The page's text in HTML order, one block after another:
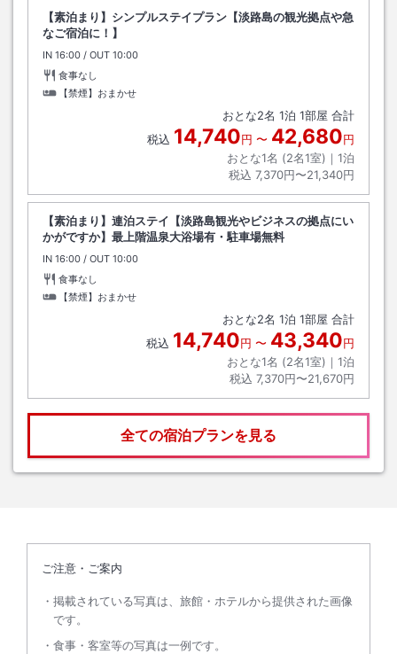
【素泊まり】シンプルステイプラン【淡路島の観光拠点や急
なご宿泊に！】
IN チェックイン
16:00 / OUT チェックアウト
10:00
食事なし
【禁煙】おまかせ
おとな2名 1泊 1部屋 合計
税込 14,740円 〜 42,680円
おとな1名 (2名1室)｜ 1泊
税込 7,370円〜21,340円
【素泊まり】連泊ステイ【淡路島観光やビジネスの拠点にい
かがですか】最上階温泉大浴場有・駐車場無料
IN チェックイン
16:00 / OUT チェックアウト
10:00
食事なし
【禁煙】おまかせ
おとな2名 1泊 1部屋 合計
税込 14,740円 〜 43,340円
おとな1名 (2名1室)｜ 1泊
税込 7,370円〜21,670円
全ての宿泊プランを見る
ご注意・ご案内
掲載されている写真は、旅館・ホテルから提供された画像
です。
食事・客室等の写真は一例です。